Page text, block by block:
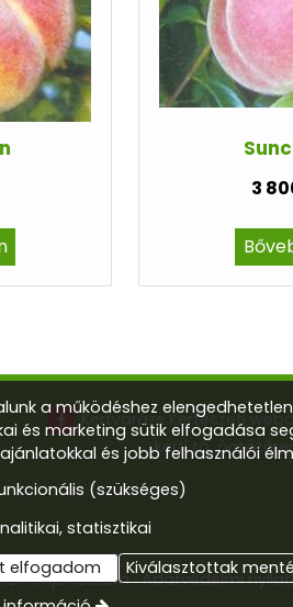
3
Kertvarázs Kertészeti
kerti tó,
Impresszum Adatvédelmi
a működéshez
és marketing sütik elfogadása
és jobb felhasználói
(szükséges)
statisztikai
elfogadom
Kiválasztottak